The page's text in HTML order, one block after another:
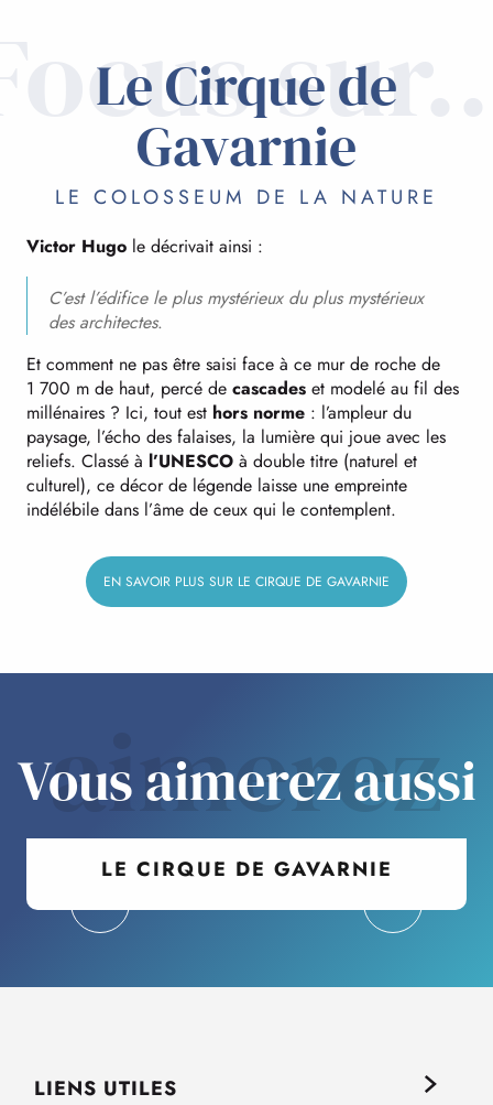
Le Cirque de
Gavarnie
LE COLOSSEUM DE LA NATURE
Victor Hugo le décrivait ainsi :
C’est l’édifice le plus mystérieux du plus mystérieux
des architectes.
Et comment ne pas être saisi face à ce mur de roche de
1 700 m de haut, percé de cascades et modelé au fil des
millénaires ? Ici, tout est hors norme : l’ampleur du
paysage, l’écho des falaises, la lumière qui joue avec les
reliefs. Classé à l’UNESCO à double titre (naturel et
culturel), ce décor de légende laisse une empreinte
indélébile dans l’âme de ceux qui le contemplent.
EN SAVOIR PLUS SUR LE CIRQUE DE GAVARNIE
aimerez
Vous aimerez aussi
LE CIRQUE DE GAVARNIE
LIENS UTILES